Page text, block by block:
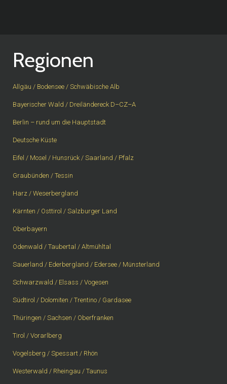
Regionen
Allgäu / Bodensee / Schwäbische Alb
Bayerischer Wald / Dreiländereck D–CZ–A
Berlin – rund um die Hauptstadt
Deutsche Küste
Eifel / Mosel / Hunsrück / Saarland / Pfalz
Graubünden / Tessin
Harz / Weserbergland
Kärnten / Osttirol / Salzburger Land
Oberbayern
Odenwald / Taubertal / Altmühltal
Sauerland / Ederbergland / Edersee / Münsterland
Schwarzwald / Elsass / Vogesen
Südtirol / Dolomiten / Trentino / Gardasee
Thüringen / Sachsen / Oberfranken
Tirol / Vorarlberg
Vogelsberg / Spessart / Rhön
Westerwald / Rheingau / Taunus